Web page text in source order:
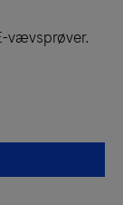
vævsprøver.